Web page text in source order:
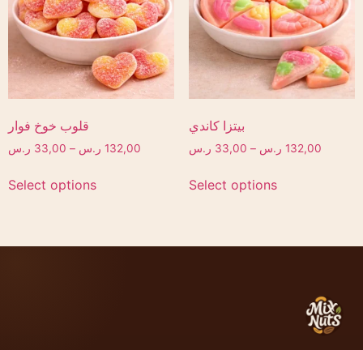
قلوب خوخ فوار
33,00 ر.س – 132,00 ر.س
Select options
بيتزا كاندي
33,00 ر.س – 132,00 ر.س
Select options